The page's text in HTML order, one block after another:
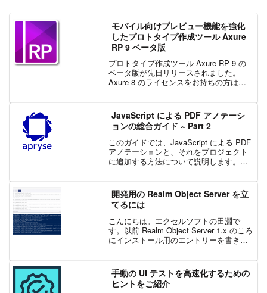
モバイル向けプレビュー機能を強化
したプロトタイプ作成ツール Axure
RP 9 ベータ版
プロトタイプ作成ツール Axure RP 9 の
ベータ版が先日リリースされました。
Axure 8 のライセンスをお持ちの方は、
ウンロードについて...
JavaScript による PDF アノテーシ
ョンの総合ガイド ~ Part 2
このガイドでは、JavaScript による PDF
アノテーションと、それをプロジェクト
に追加する方法について説明します。こ
ノテーションが何であるかはお...
開発用の Realm Object Server を立
てるには
こんにちは。エクセルソフトの田淵で
す。以前 Realm Object Server 1.x のころ
にインストール用のエントリーを書きま
手動の UI テストを高速化するための
ヒントをご紹介